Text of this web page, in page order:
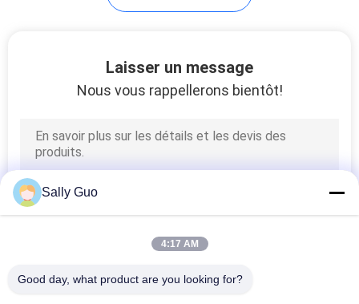
Laisser un message
Nous vous rappellerons bientôt!
Sally Guo
4:17 AM
Good day, what product are you looking for?